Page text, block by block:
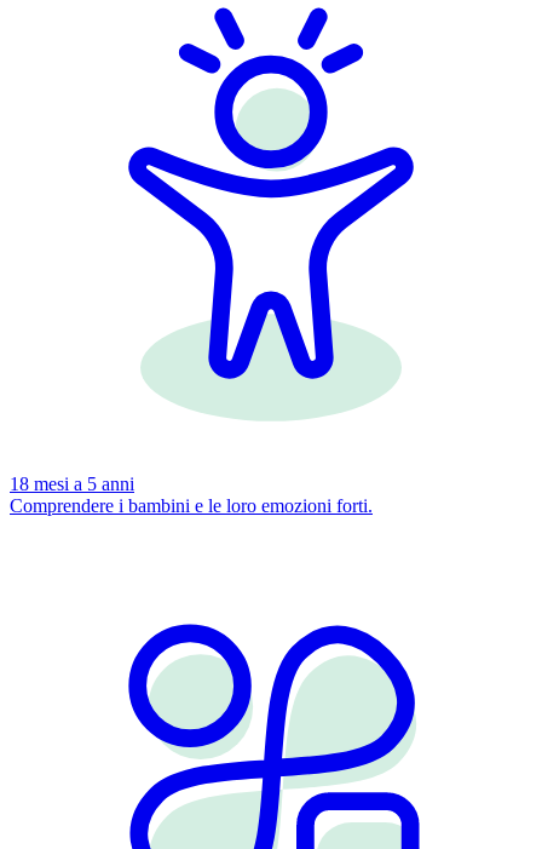
18 mesi a 5 anni
Comprendere i bambini e le loro emozioni forti.